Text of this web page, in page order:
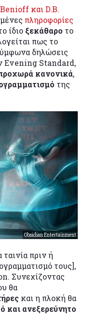
και D.B.
πληροφορίες
ίδιο ξεκάθαρο το
πως το
δηλώσεις
Evening Standard,
κανονικά,
της
Obsidian Entertainment
πριν ή
τους],
Συνεχίζοντας
θα
και η πλοκή θα
και ανεξερεύνητο